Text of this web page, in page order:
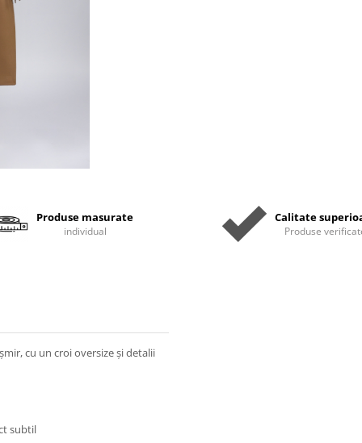
Produse masurate
individual
Calitate
Produse
cu un croi oversize și detalii
subtil